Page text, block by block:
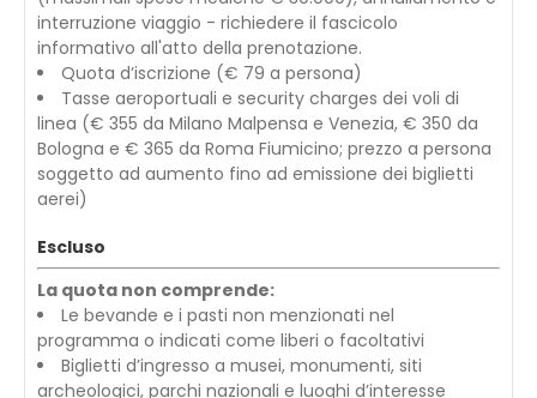
interruzione viaggio - richiedere il fascicolo
informativo all'atto della prenotazione.
Quota d’iscrizione (€ 79 a persona)
Tasse aeroportuali e security charges dei voli di
linea (€ 355 da Milano Malpensa e Venezia, € 350 da
Bologna e € 365 da Roma Fiumicino; prezzo a persona
soggetto ad aumento fino ad emissione dei biglietti
aerei)
Escluso
La quota non comprende:
Le bevande e i pasti non menzionati nel
programma o indicati come liberi o facoltativi
Biglietti d’ingresso a musei, monumenti, siti
archeologici, parchi nazionali e luoghi d’interesse